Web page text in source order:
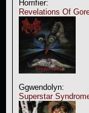
Horrifier:
Revelations Of
Ggwendolyn:
Superstar